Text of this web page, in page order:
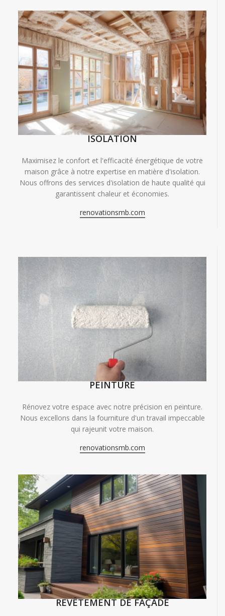
ISOLATION
Maximisez le confort et l'efficacité énergétique de votre
maison grâce à notre expertise en matière d'isolation.
Nous offrons des services d'isolation de haute qualité qui
garantissent chaleur et économies.
renovationsmb.com
PEINTURE
Rénovez votre espace avec notre précision en peinture.
Nous excellons dans la fourniture d'un travail impeccable
qui rajeunit votre maison.
renovationsmb.com
REVÊTEMENT DE FAÇADE